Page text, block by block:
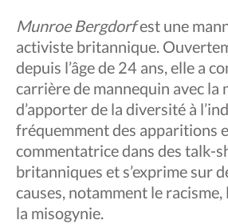
Munroe Bergdorfest une
activiste britannique.
depuis l’âge de 24 ans, elle a
carrière de mannequin avec la
d’apporter de la diversité à
fréquemment des apparitions
commentatrice dans des talk-
britanniques et s’exprime sur
causes, notamment le
la misogynie.